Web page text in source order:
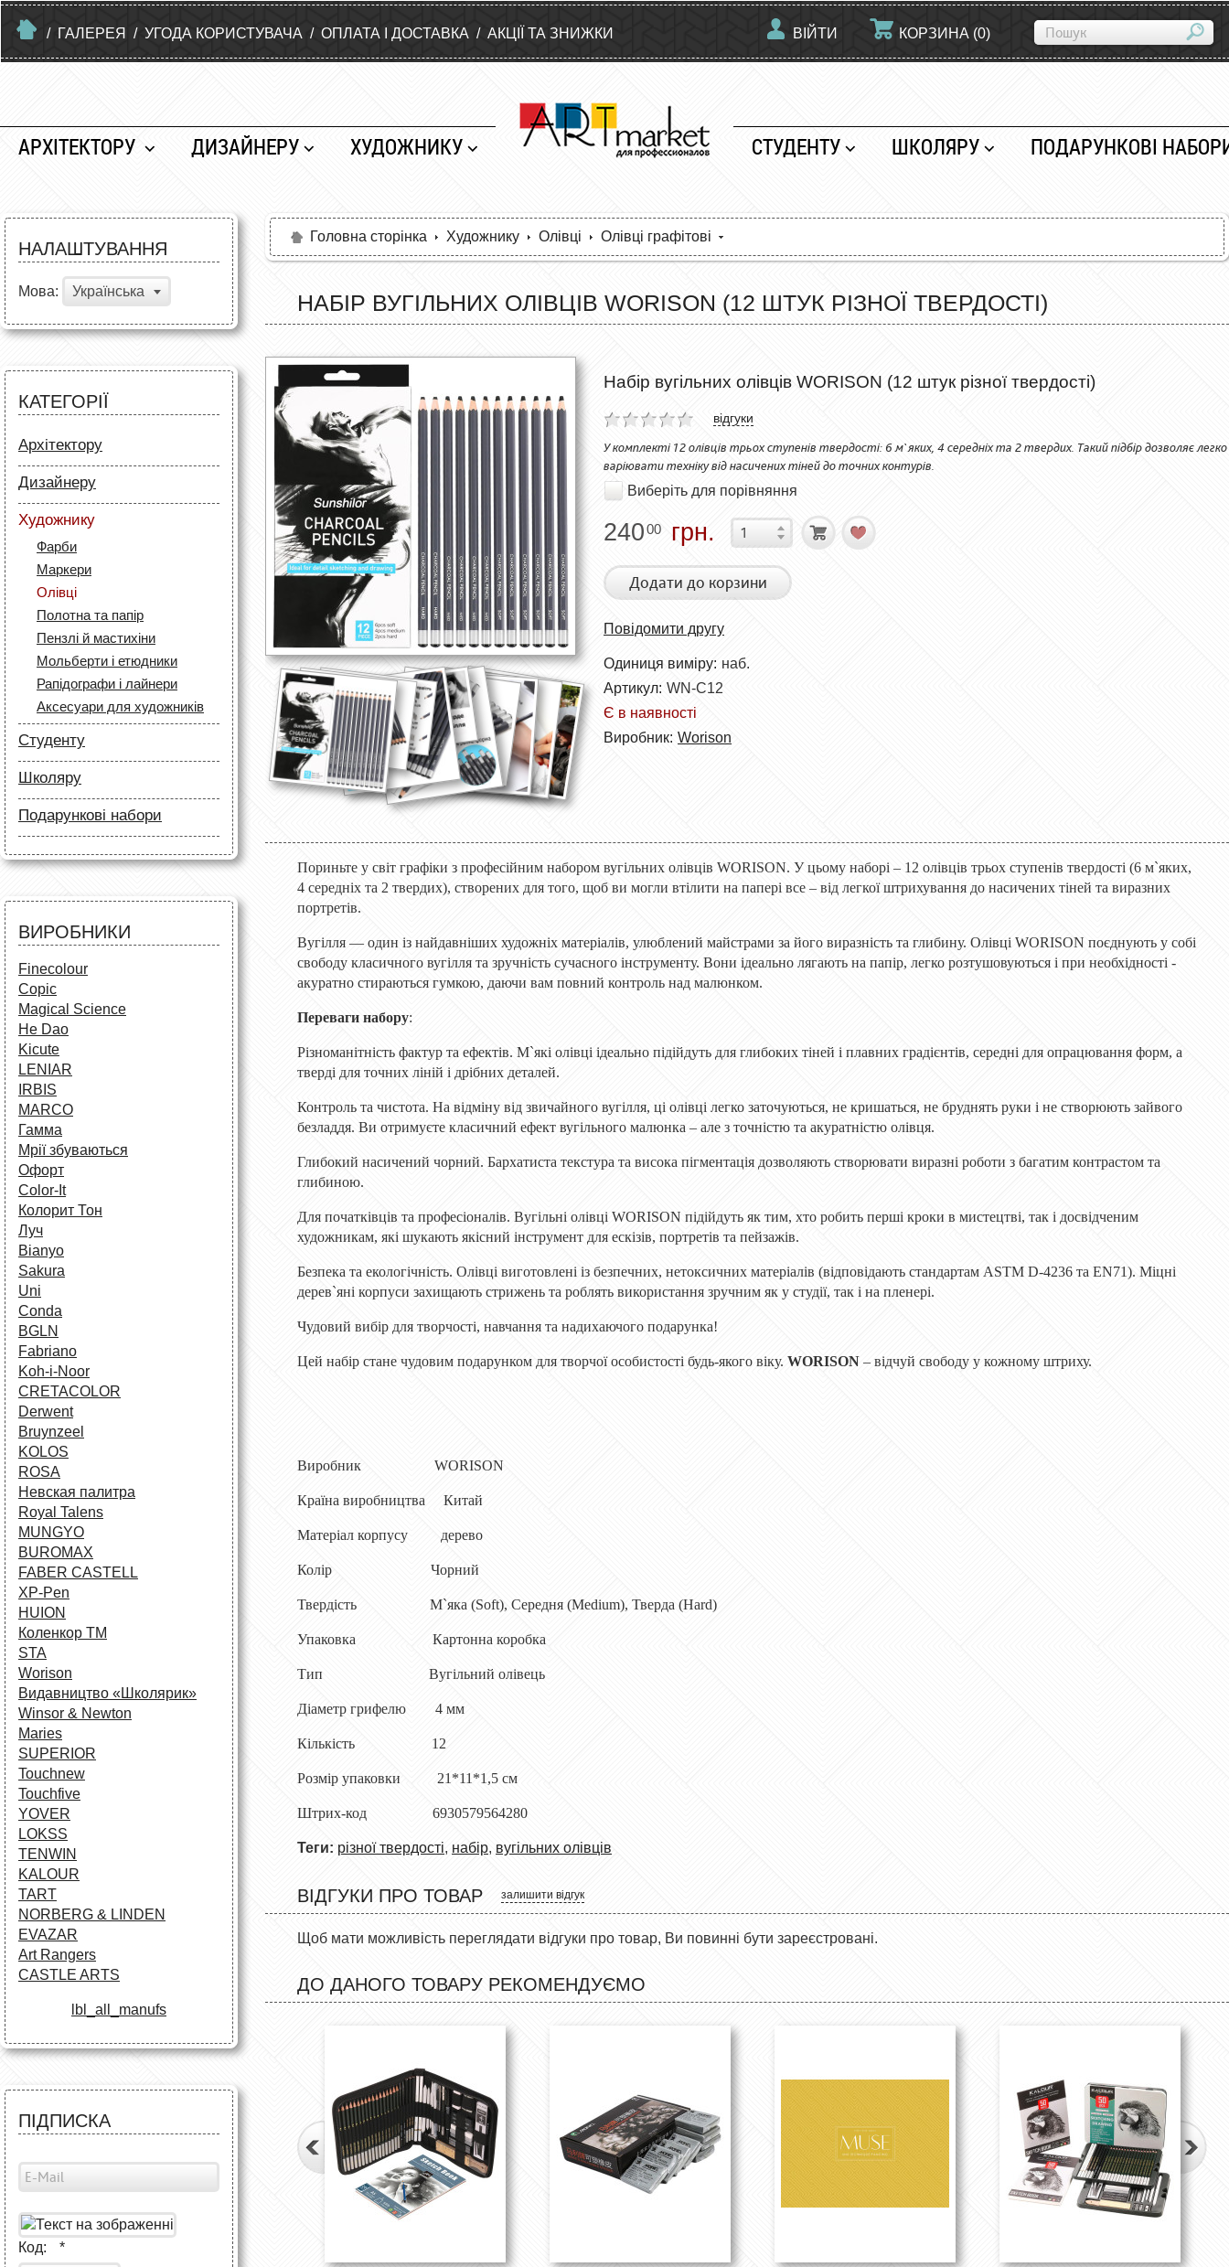
/ ГАЛЕРЕЯ / УГОДА КОРИСТУВАЧА / ОПЛАТА І ДОСТАВКА / АКЦІЇ ТА ЗНИЖКИ ВІЙТИ КОРЗИНА (0)
АРХІТЕКТОРУ ДИЗАЙНЕРУ ХУДОЖНИКУ СТУДЕНТУ ШКОЛЯРУ ПОДАРУНКОВІ
НАЛАШТУВАННЯ
Мова: Українська
КАТЕГОРІЇ
Архітектору
Папір
Лайнери
Маркери
Олівці
Аксесуари для архітекторів
Дизайнеру
Папір
Олівці
Скетч маркери
Лайнери (рапідографи)
Аксесуари для дизайнерів
Художнику
Фарби
Маркери
Олівці
Полотна та папір
Пензлі й мастихіни
Мольберти і етюдники
Рапідографи і лайнери
Аксесуари для художників
Студенту
Папір
Лайнери
Маркери
Олівці
Все для креслення
Школяру
Папір
Маркери
Все для креслення
Все для творчості
Аксесуари для школярів
Подарункові набори
Олівці
Фарби та пензлі
ВИРОБНИКИ
Finecolour
Copic
Magical Science
He Dao
Kicute
LENIAR
IRBIS
MARCO
Гамма
Мрії збуваються
Офорт
Сolor-It
Колорит Тон
Луч
Bianyo
Sakura
Uni
Conda
BGLN
Fabriano
Koh-i-Noor
CRETACOLOR
Derwent
Bruynzeel
KOLOS
ROSA
Невская палитра
Royal Talens
MUNGYO
BUROMAX
FABER CASTELL
XP-Pen
HUION
Коленкор ТМ
STA
Worison
Видавництво «Школярик»
Winsor & Newton
Maries
SUPERIOR
Touchnew
Touchfive
YOVER
LOKSS
TENWIN
KALOUR
TART
NORBERG & LINDEN
EVAZAR
Art Rangers
CASTLE ARTS
lbl_all_manufs
ПІДПИСКА
Код: *
Головна сторінка Художнику Олівці Олівці графітові
НАБІР ВУГІЛЬНИХ ОЛІВЦІВ WORISON (12 ШТУК РІЗНОЇ ТВЕРДОСТІ)
Набір вугільних олівців WORISON (12 штук різної твердості)
відгуки
У комплекті 12 олівців трьох ступенів твердості: 6 м`яких, 4 середніх та 2 твердих. Такий підбір дозволяє легко
варіювати техніку від насичених тіней до точних контурів.
Виберіть для порівняння
24000 грн.
Додати до корзини
Повідомити другу
Одиниця виміру: наб.
Артикул: WN-C12
Є в наявності
Виробник: Worison
Пориньте у світ графіки з професійним набором вугільних олівців WORISON. У цьому наборі – 12 олівців трьох ступенів твердості (6 м`яких,
4 середніх та 2 твердих), створених для того, щоб ви могли втілити на папері все – від легкої штрихування до насичених тіней та виразних
портретів.
Вугілля — один із найдавніших художніх матеріалів, улюблений майстрами за його виразність та глибину. Олівці WORISON поєднують у собі
свободу класичного вугілля та зручність сучасного інструменту. Вони ідеально лягають на папір, легко розтушовуються і при необхідності -
акуратно стираються гумкою, даючи вам повний контроль над малюнком.
Переваги набору:
Різноманітність фактур та ефектів. М`які олівці ідеально підійдуть для глибоких тіней і плавних градієнтів, середні для опрацювання форм, а
тверді для точних ліній і дрібних деталей.
Контроль та чистота. На відміну від звичайного вугілля, ці олівці легко заточуються, не кришаться, не бруднять руки і не створюють зайвого
безладдя. Ви отримуєте класичний ефект вугільного малюнка – але з точністю та акуратністю олівця.
Глибокий насичений чорний. Бархатиста текстура та висока пігментація дозволяють створювати виразні роботи з багатим контрастом та
глибиною.
Для початківців та професіоналів. Вугільні олівці WORISON підійдуть як тим, хто робить перші кроки в мистецтві, так і досвідченим
художникам, які шукають якісний інструмент для ескізів, портретів та пейзажів.
Безпека та екологічність. Олівці виготовлені із безпечних, нетоксичних матеріалів (відповідають стандартам ASTM D-4236 та EN71). Міцні
дерев`яні корпуси захищають стрижень та роблять використання зручним як у студії, так і на пленері.
Чудовий вибір для творчості, навчання та надихаючого подарунка!
Цей набір стане чудовим подарунком для творчої особистості будь-якого віку. WORISON – відчуй свободу у кожному штриху.
Виробник WORISON
Країна виробництва Китай
Матеріал корпусу дерево
Колір Чорний
Твердість М`яка (Soft), Середня (Medium), Тверда (Hard)
Упаковка Картонна коробка
Тип Вугільний олівець
Діаметр грифелю 4 мм
Кількість 12
Розмір упаковки 21*11*1,5 см
Штрих-код 6930579564280
Теги: різної твердості, набір, вугільних олівців
ВІДГУКИ ПРО ТОВАР залишити відгук
Щоб мати можливість переглядати відгуки про товар, Ви повинні бути зареєстровані.
ДО ДАНОГО ТОВАРУ РЕКОМЕНДУЄМО